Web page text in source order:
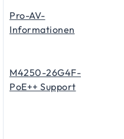
Pro-AV-
Informationen
M4250-26G4F-
PoE++ Support